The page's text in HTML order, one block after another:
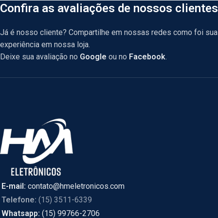
Confira as avaliações de nossos clientes
Já é nosso cliente? Compartilhe em nossas redes como foi sua
experiência em nossa loja.
Deixe sua avaliação no Google ou no Facebook.
E-mail: contato@hmeletronicos.com
Telefone: (15) 3511-6339
Whatsapp: (15) 99766-2706